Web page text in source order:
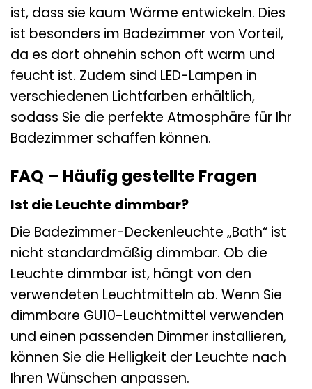
ist, dass sie kaum Wärme entwickeln. Dies
ist besonders im Badezimmer von Vorteil,
da es dort ohnehin schon oft warm und
feucht ist. Zudem sind LED-Lampen in
verschiedenen Lichtfarben erhältlich,
sodass Sie die perfekte Atmosphäre für Ihr
Badezimmer schaffen können.
FAQ – Häufig gestellte Fragen
Ist die Leuchte dimmbar?
Die Badezimmer-Deckenleuchte „Bath“ ist
nicht standardmäßig dimmbar. Ob die
Leuchte dimmbar ist, hängt von den
verwendeten Leuchtmitteln ab. Wenn Sie
dimmbare GU10-Leuchtmittel verwenden
und einen passenden Dimmer installieren,
können Sie die Helligkeit der Leuchte nach
Ihren Wünschen anpassen.